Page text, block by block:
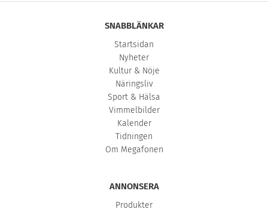
SNABBLÄNKAR
Startsidan
Nyheter
Kultur & Nöje
Näringsliv
Sport & Hälsa
Vimmelbilder
Kalender
Tidningen
Om Megafonen
ANNONSERA
Produkter